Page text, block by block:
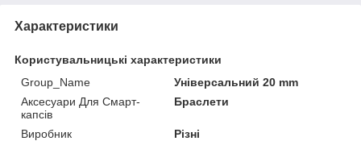
Характеристики
Користувальницькі характеристики
Group_Name
Універсальний 20 mm
Аксесуари Для Смарт-
капсів
Браслети
Виробник
Різні